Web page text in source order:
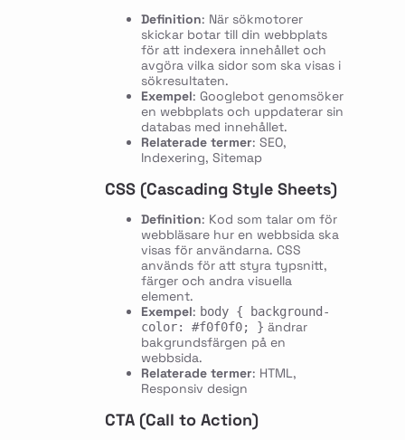
Definition: När sökmotorer
skickar botar till din webbplats
för att indexera innehållet och
avgöra vilka sidor som ska visas i
sökresultaten.
Exempel: Googlebot genomsöker
en webbplats och uppdaterar sin
databas med innehållet.
Relaterade termer: SEO,
Indexering, Sitemap
CSS (Cascading Style Sheets)
Definition: Kod som talar om för
webbläsare hur en webbsida ska
visas för användarna. CSS
används för att styra typsnitt,
färger och andra visuella
element.
Exempel: body { background-
color: #f0f0f0; } ändrar
bakgrundsfärgen på en
webbsida.
Relaterade termer: HTML,
Responsiv design
CTA (Call to Action)